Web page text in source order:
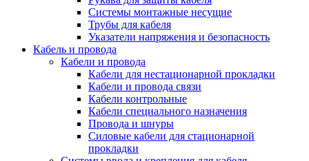
Системы монтажные несущие
Трубы для кабеля
Указатели напряжения и безопасность
Кабель и провода
Кабели и провода
Кабели для нестационарной прокладки
Кабели и провода связи
Кабели контрольные
Кабели специального назначения
Провода и шнуры
Силовые кабели для стационарной
прокладки